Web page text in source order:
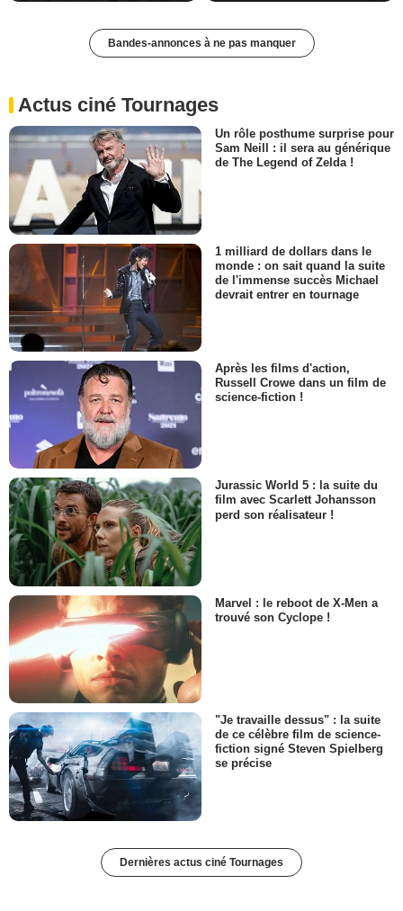
Bandes-annonces à ne pas manquer
Actus ciné Tournages
Un rôle posthume surprise pour
Sam Neill : il sera au générique
de The Legend of Zelda !
1 milliard de dollars dans le
monde : on sait quand la suite
de l'immense succès Michael
devrait entrer en tournage
Après les films d'action,
Russell Crowe dans un film de
science-fiction !
Jurassic World 5 : la suite du
film avec Scarlett Johansson
perd son réalisateur !
Marvel : le reboot de X-Men a
trouvé son Cyclope !
"Je travaille dessus" : la suite
de ce célèbre film de science-
fiction signé Steven Spielberg
se précise
Dernières actus ciné Tournages